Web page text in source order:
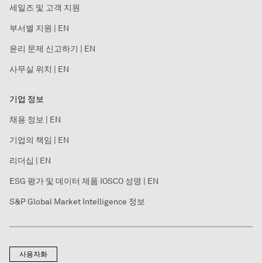
세일즈 및 고객 지원
부서별 지원 | EN
윤리 문제 신고하기 | EN
사무실 위치 | EN
기업 정보
채용 정보 | EN
기업의 책임 | EN
리더십 | EN
ESG 평가 및 데이터 제품 IOSCO 성명 | EN
S&P Global Market Intelligence 정보
사용자화